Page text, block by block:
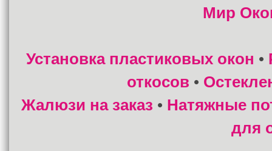
Мир
Установка пластиковых окон •
откосов •
Жалюзи на заказ • Натяжные
для